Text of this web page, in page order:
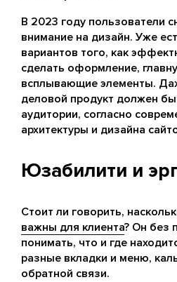
В 2023 году пользователи
внимание на дизайн. Уже
вариантов того, как
сделать оформление,
всплывающие элементы.
деловой продукт должен
аудитории, согласно
архитектуры и дизайна
Юзабилити и
Стоит ли говорить,
важны для клиента? Он без
понимать, что и где
разные вкладки и меню,
обратной связи.